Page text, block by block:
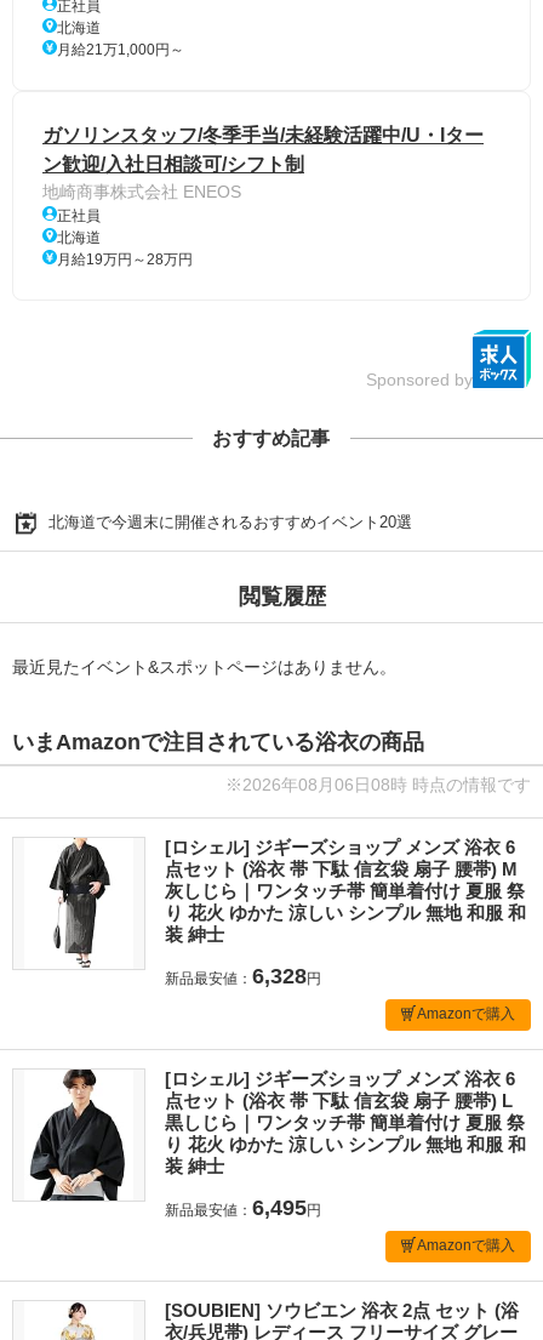
正社員
北海道
月給21万1,000円～
ガソリンスタッフ/冬季手当/未経験活躍中/U・Iター
ン歓迎/入社日相談可/シフト制
地崎商事株式会社 ENEOS
正社員
北海道
月給19万円～28万円
Sponsored by
おすすめ記事
北海道で今週末に開催されるおすすめイベント20選
閲覧履歴
最近見たイベント&スポットページはありません。
いまAmazonで注目されている浴衣の商品
※2026年08月06日08時 時点の情報です
[ロシェル] ジギーズショップ メンズ 浴衣 6
点セット (浴衣 帯 下駄 信玄袋 扇子 腰帯) M
灰しじら｜ワンタッチ帯 簡単着付け 夏服 祭
り 花火 ゆかた 涼しい シンプル 無地 和服 和
装 紳士
新品最安値： 6,328円
Amazonで購入
[ロシェル] ジギーズショップ メンズ 浴衣 6
点セット (浴衣 帯 下駄 信玄袋 扇子 腰帯) L
黒しじら｜ワンタッチ帯 簡単着付け 夏服 祭
り 花火 ゆかた 涼しい シンプル 無地 和服 和
装 紳士
新品最安値： 6,495円
Amazonで購入
[SOUBIEN] ソウビエン 浴衣 2点 セット (浴
衣/兵児帯) レディース フリーサイズ グレー